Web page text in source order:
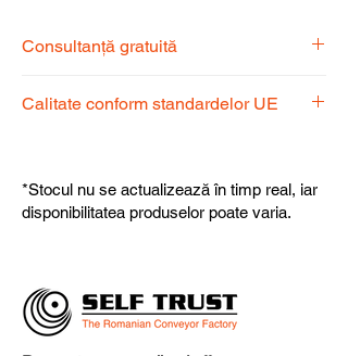
Consultanță gratuită
dispoziție pentru a alege produsul
Calitate conform standardelor UE
fiabilitate și performanță superioară.
*Stocul nu se actualizează în timp real, iar
disponibilitatea produselor poate varia.